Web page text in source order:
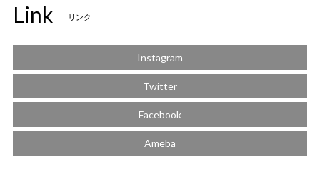
Link リンク
Instagram
Twitter
Facebook
Ameba